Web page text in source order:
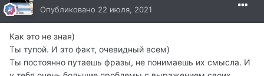
Опубликовано 22 июля, 2021
Как это не зная)
Ты тупой. И это факт, очевидный всем)
Ты постоянно путаешь фразы, не понимаешь их смысла. И